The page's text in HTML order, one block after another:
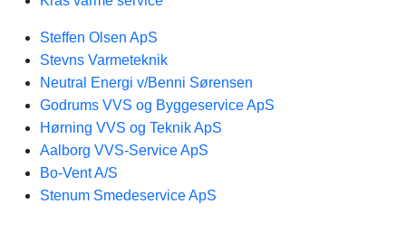
Steffen Olsen ApS
Stevns Varmeteknik
Neutral Energi v/Benni Sørensen
Godrums VVS og Byggeservice ApS
Hørning VVS og Teknik ApS
Aalborg VVS-Service ApS
Bo-Vent A/S
Stenum Smedeservice ApS